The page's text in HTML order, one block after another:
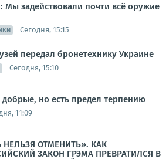
Мы задействовали почти всё оружие
Сегодня, 15:15
передал бронетехнику Украине
Сегодня, 15:10
добрые, но есть предел терпению
11:09
НЕЛЬЗЯ ОТМЕНИТЬ». КАК
ЗАКОН ГРЭМА ПРЕВРАТИЛСЯ В